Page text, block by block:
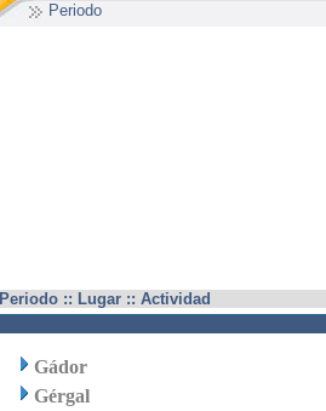
Periodo
Periodo :: Lugar :: Actividad
Gádor
Gérgal